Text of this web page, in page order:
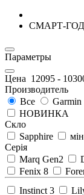
СМАРТ-
Параметры
Цена 12095 -
Производитель
Все
Garmin
НОВИНКА
Скло
Sapphire
Серія
Marq Gen2
Fenix 8
Instinct 3